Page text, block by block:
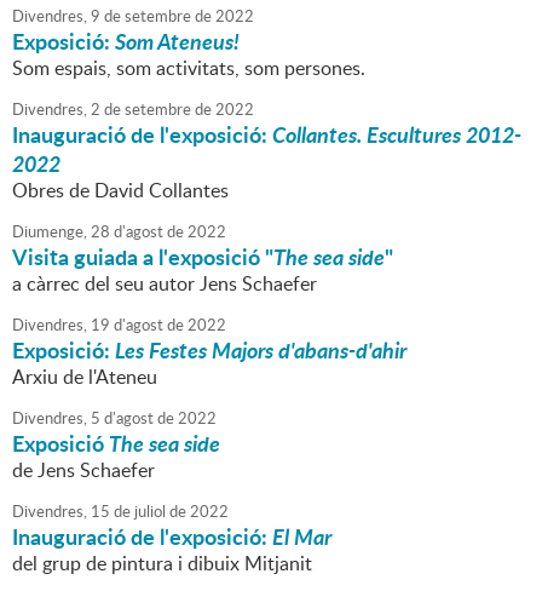
Divendres,9 desetembrede2022
Exposició:Som Ateneus!
Som espais, som activitats, som persones.
Divendres,2 desetembrede2022
Inauguració de l'exposició:Collantes. Escultures 2012-
2022
Obres de David Collantes
Diumenge,28 d'agostde2022
Visita guiada a l'exposició "The sea side"
a càrrec del seu autor Jens Schaefer
Divendres, 19 d'agostde2022
Exposició:Les Festes Majors d'abans-d'ahir
Arxiu de l'Ateneu
Divendres, 5 d'agostde2022
ExposicióThe sea side
de Jens Schaefer
Divendres, 15 de juliol de2022
Inauguració de l'exposició:El Mar
del grup de pintura i dibuix Mitjanit